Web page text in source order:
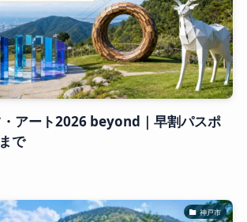
アート2026 beyond｜早割パスポ
で
神戸市